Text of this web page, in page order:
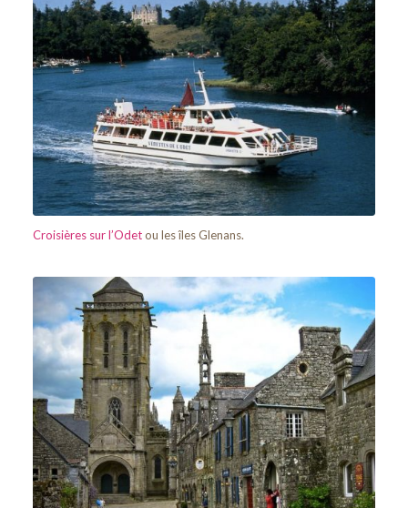
Croisières sur l’Odetou les îles Glenans.